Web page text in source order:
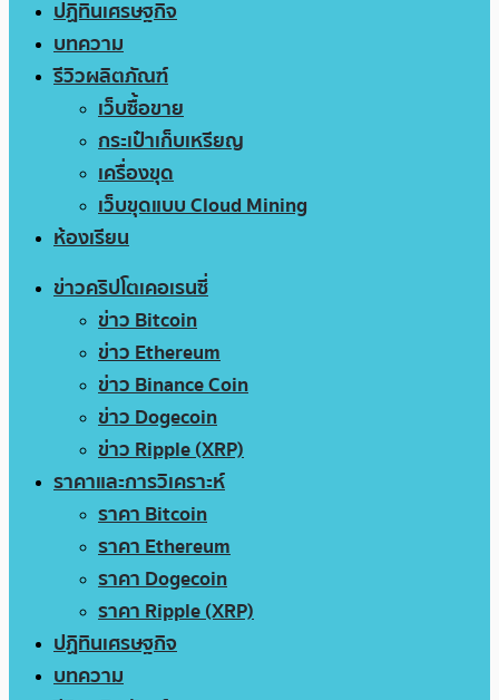
ปฏิทินเศรษฐกิจ
บทความ
รีวิวผลิตภัณฑ์
เว็บซื้อขาย
กระเป๋าเก็บเหรียญ
เครื่องขุด
เว็บขุดแบบ Cloud Mining
ห้องเรียน
ข่าวคริปโตเคอเรนซี่
ข่าว Bitcoin
ข่าว Ethereum
ข่าว Binance Coin
ข่าว Dogecoin
ข่าว Ripple (XRP)
ราคาและการวิเคราะห์
ราคา Bitcoin
ราคา Ethereum
ราคา Dogecoin
ราคา Ripple (XRP)
ปฏิทินเศรษฐกิจ
บทความ